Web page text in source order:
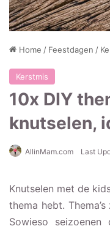
Home / Feestdagen /
Kerstmis
10x DIY
knutselen,
AllinMam.com Last
Knutselen met de
thema hebt.
Sowieso